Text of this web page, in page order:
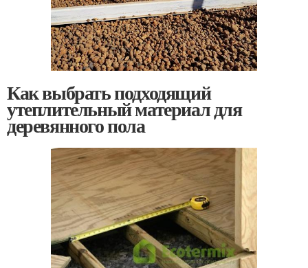
Как выбрать подходящий
утеплительный материал для
деревянного пола